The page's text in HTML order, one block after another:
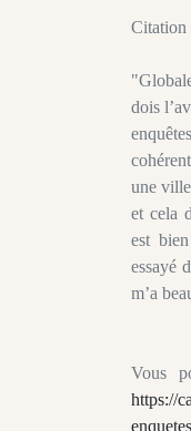
Citation
dois
une
et cela
est
essayé
m’a
Vous
https://